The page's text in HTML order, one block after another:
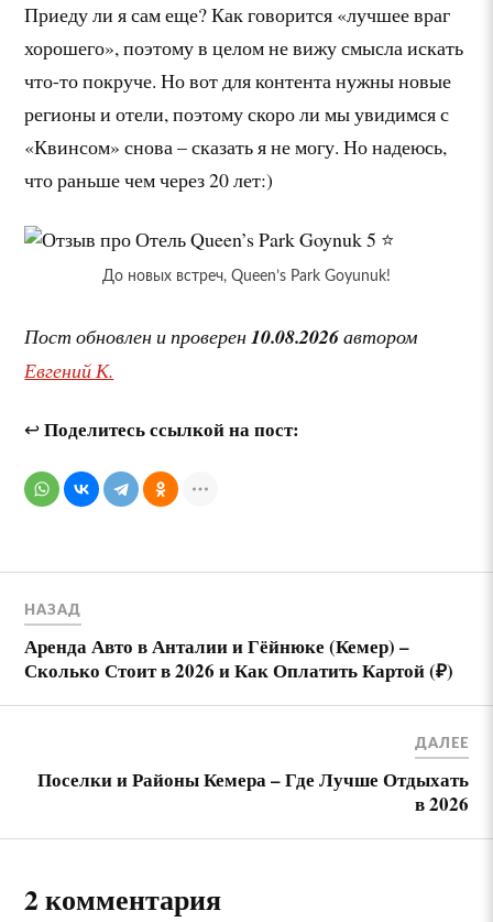
Приеду ли я сам еще? Как говорится «лучшее враг
хорошего», поэтому в целом не вижу смысла искать
что-то покруче. Но вот для контента нужны новые
регионы и отели, поэтому скоро ли мы увидимся с
«Квинсом» снова – сказать я не могу. Но надеюсь,
что раньше чем через 20 лет:)
До новых встреч, Queen’s Park Goyunuk!
Пост обновлен и проверен10.08.2026автором
Евгений К.
↩Поделитесь ссылкой на пост:
НАЗАД
Аренда Авто в Анталии и Гёйнюке (Кемер) –
Сколько Стоит в 2026 и Как Оплатить Картой (₽)
ДАЛЕЕ
Поселки и Районы Кемера – Где Лучше Отдыхать
в 2026
2 комментария